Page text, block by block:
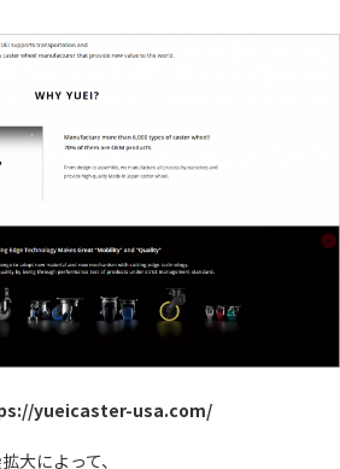
yueicaster-usa.com/
大によって、